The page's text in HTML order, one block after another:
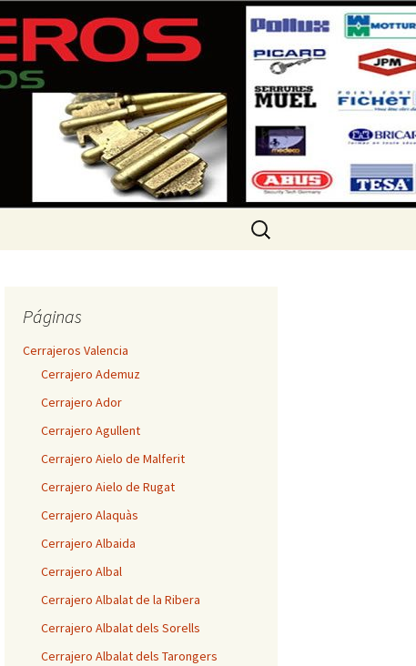
733
Buscar:
Páginas
Cerrajeros Valencia
Cerrajero Ademuz
Cerrajero Ador
Cerrajero Agullent
Cerrajero Aielo de Malferit
Cerrajero Aielo de Rugat
Cerrajero Alaquàs
Cerrajero Albaida
Cerrajero Albal
Cerrajero Albalat de la Ribera
Cerrajero Albalat dels Sorells
Cerrajero Albalat dels Tarongers